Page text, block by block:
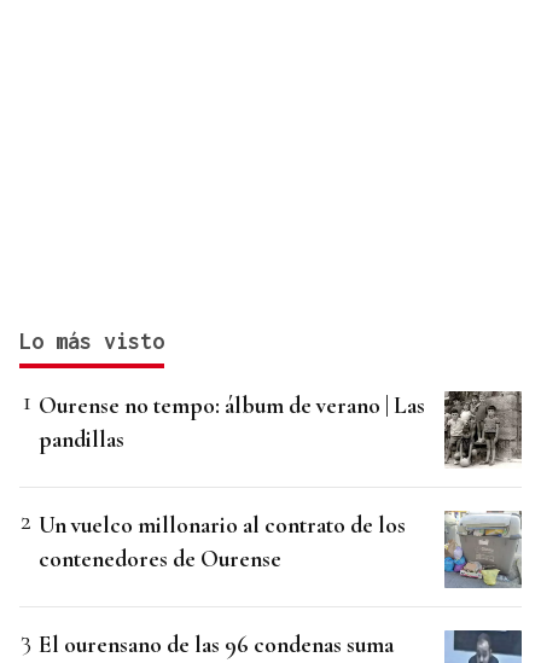
Lo más visto
Ourense no tempo: álbum de verano | Las
pandillas
Un vuelco millonario al contrato de los
contenedores de Ourense
El ourensano de las 96 condenas suma